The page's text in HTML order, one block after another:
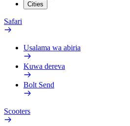
Cities
Safari
Usalama wa abiria
Kuwa dereva
Bolt Send
Scooters